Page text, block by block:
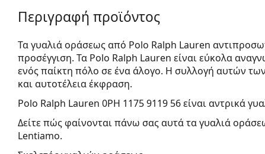
Περιγραφή προϊόντος
Τα γυαλιά οράσεως από Polo Ralph Lauren
προσέγγιση. Τα Polo Ralph Lauren είναι εύκολα
ενός παίκτη πόλο σε ένα άλογο. Η συλλογή αυτών
και αυτοτέλεια έκφραση.
Polo Ralph Lauren 0PH 1175 9119 56είναι αντρικά
Δείτε πώς φαίνονται πάνω σας αυτά τα γυαλιά
Lentiamo.